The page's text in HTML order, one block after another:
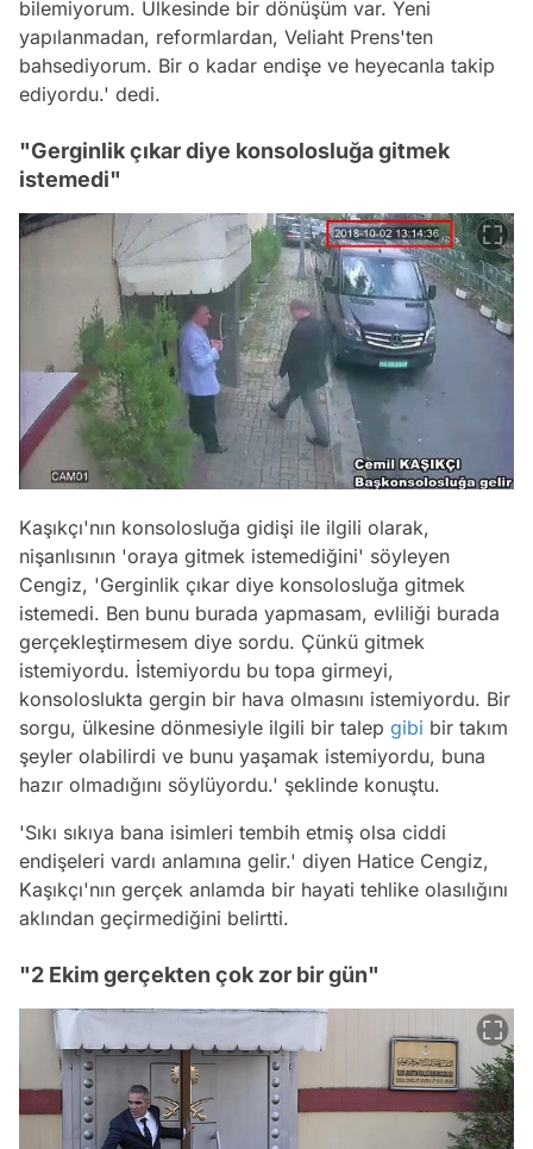
bilemiyorum. Ülkesinde bir dönüşüm var. Yeni
yapılanmadan, reformlardan, Veliaht Prens'ten
bahsediyorum. Bir o kadar endişe ve heyecanla takip
ediyordu.' dedi.
"Gerginlik çıkar diye konsolosluğa gitmek
istemedi"
Kaşıkçı'nın konsolosluğa gidişi ile ilgili olarak,
nişanlısının 'oraya gitmek istemediğini' söyleyen
Cengiz, 'Gerginlik çıkar diye konsolosluğa gitmek
istemedi. Ben bunu burada yapmasam, evliliği burada
gerçekleştirmesem diye sordu. Çünkü gitmek
istemiyordu. İstemiyordu bu topa girmeyi,
konsoloslukta gergin bir hava olmasını istemiyordu. Bir
sorgu, ülkesine dönmesiyle ilgili bir talep gibi bir takım
şeyler olabilirdi ve bunu yaşamak istemiyordu, buna
hazır olmadığını söylüyordu.' şeklinde konuştu.
'Sıkı sıkıya bana isimleri tembih etmiş olsa ciddi
endişeleri vardı anlamına gelir.' diyen Hatice Cengiz,
Kaşıkçı'nın gerçek anlamda bir hayati tehlike olasılığını
aklından geçirmediğini belirtti.
"2 Ekim gerçekten çok zor bir gün"